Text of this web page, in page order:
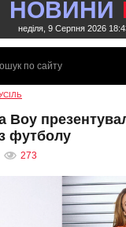
НОВИНИ
неділя, 9 Серпня 2026
Boy
футболу
273